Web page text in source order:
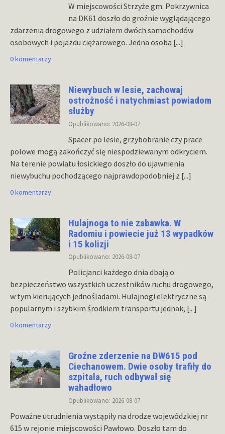
W miejscowości Strzyże gm. Pokrzywnica
na DK61 doszło do groźnie wyglądającego
zdarzenia drogowego z udziałem dwóch samochodów
osobowych i pojazdu ciężarowego. Jedna osoba [...]
0 komentarzy
Niewybuch w lesie, zachowaj
ostrożność i natychmiast powiadom
służby
Opublikowano: 2026-08-07
Spacer po lesie, grzybobranie czy prace
polowe mogą zakończyć się niespodziewanym odkryciem.
Na terenie powiatu łosickiego doszło do ujawnienia
niewybuchu pochodzącego najprawdopodobniej z [...]
0 komentarzy
Hulajnoga to nie zabawka. W
Radomiu i powiecie już 13 wypadków
i 15 kolizji
Opublikowano: 2026-08-07
Policjanci każdego dnia dbają o
bezpieczeństwo wszystkich uczestników ruchu drogowego,
w tym kierujących jednośladami. Hulajnogi elektryczne są
popularnym i szybkim środkiem transportu jednak, [...]
0 komentarzy
Groźne zderzenie na DW615 pod
Ciechanowem. Dwie osoby trafiły do
szpitala, ruch odbywał się
wahadłowo
Opublikowano: 2026-08-07
Poważne utrudnienia wystąpiły na drodze wojewódzkiej nr
615 w rejonie miejscowości Pawłowo. Doszło tam do